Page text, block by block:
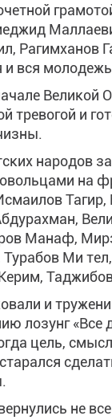
Рагимханов
и вся
Великой
тревогой и
народов
на
Манаф,
Ми
и
лозунг
цель,
не